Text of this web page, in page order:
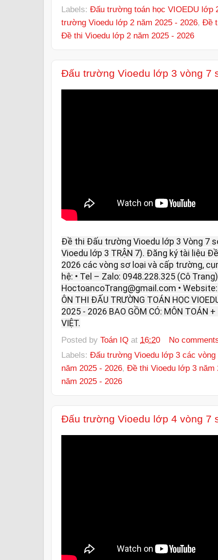
Labels: Đấu trường toán học VIOEDU lớp
trường Vioedu lớp 2 năm 2025 - 2026, Đề
Đề thi Vioedu lớp 2 năm 2025 - 2026
Đấu trường Vioedu lớp 3 vòng 7
Đề thi Đấu trường Vioedu lớp 3 Vòng 7
Vioedu lớp 3 TRẬN 7). Đăng ký tài liệu
2026 các vòng sơ loại và cấp trường,
hệ: • Tel – Zalo: 0948.228.325 (Cô
HoctoancoTrang@gmail.com •
ÔN THI ĐẤU TRƯỜNG TOÁN HỌC
2025 - 2026 BAO GỒM CÓ: MÔN TOÁN
VIỆT.
Posted by Toán IQ at 16:20
No
Labels: Đấu trường Vioedu lớp 3 các
năm 2025 - 2026, Đề thi Vioedu lớp 3 năm
năm 2025 - 2026
Đấu trường Vioedu lớp 4 vòng 7